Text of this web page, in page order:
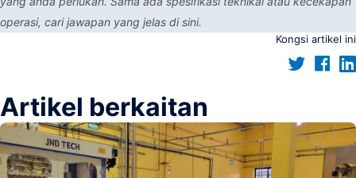
operasi, cari jawapan yang jelas di sini.
Kongsi artikel ini
Artikel berkaitan